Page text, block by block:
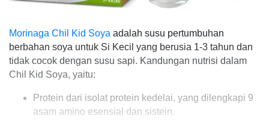
Morinaga Chil Kid Soya adalah susu pertumbuhan
berbahan soya untuk Si Kecil yang berusia 1-3 tahun dan
tidak cocok dengan susu sapi. Kandungan nutrisi dalam
Chil Kid Soya, yaitu:
Protein dari isolat protein kedelai, yang dilengkapi 9
asam amino esensial dan sistein.